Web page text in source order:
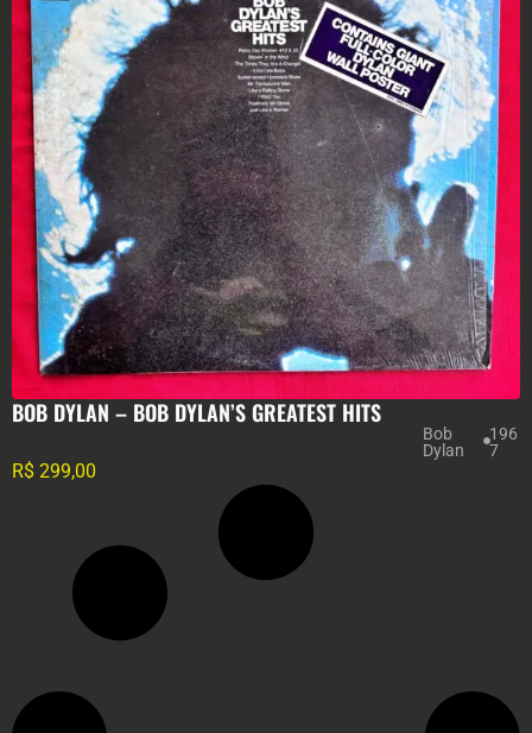
BOB DYLAN – BOB DYLAN’S GREATEST HITS
Bob
Dylan
196
7
R$ 299,00